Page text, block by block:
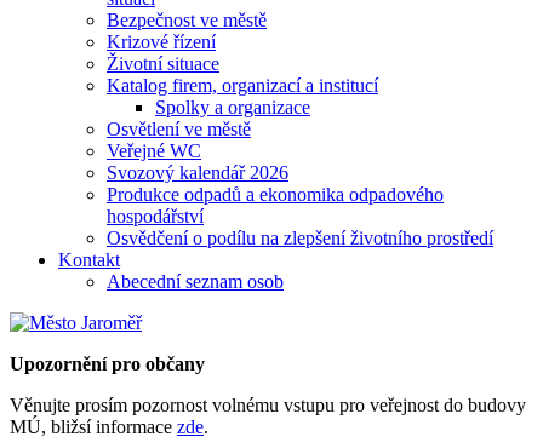
Bezpečnost ve městě
Krizové řízení
Životní situace
Katalog firem, organizací a institucí
Spolky a organizace
Osvětlení ve městě
Veřejné WC
Svozový kalendář 2026
Produkce odpadů a ekonomika odpadového
hospodářství
Osvědčení o podílu na zlepšení životního prostředí
Kontakt
Abecední seznam osob
Upozornění pro občany
Věnujte prosím pozornost volnému vstupu pro veřejnost do budovy
MÚ, bližsí informace zde.